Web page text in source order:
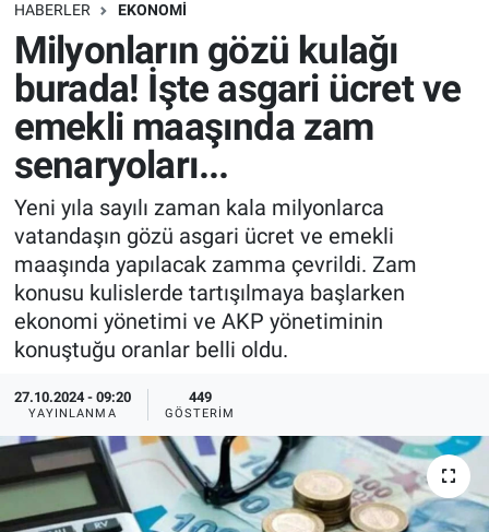
HABERLER EKONOMI
Milyonların gözü kulağı
burada! İşte asgari ücret ve
emekli maaşında zam
senaryoları...
Yeni yıla sayılı zaman kala milyonlarca
vatandaşın gözü asgari ücret ve emekli
maaşında yapılacak zamma çevrildi. Zam
konusu kulislerde tartışılmaya başlarken
ekonomi yönetimi ve AKP yönetiminin
konuştuğu oranlar belli oldu.
27.10.2024 - 09:20
YAYINLANMA
449
GÖSTERIM
Bilim turu
Bilim ve Teknoloji Evreni
Doğa Konuşuyor
Dünya
Ege Saati
Ege'den Esintiler
Eğitim
Eğlence
Ekonomi
Forum
Dünya
Teknoloji
Sağlık
Spor
Yayın Akışı
İletişim
Trafik Durumu
Süper Lig Puan Durumu ve Fikstür
Tüm Manşetler
Son Dakika Haberleri
Haber Arşivi